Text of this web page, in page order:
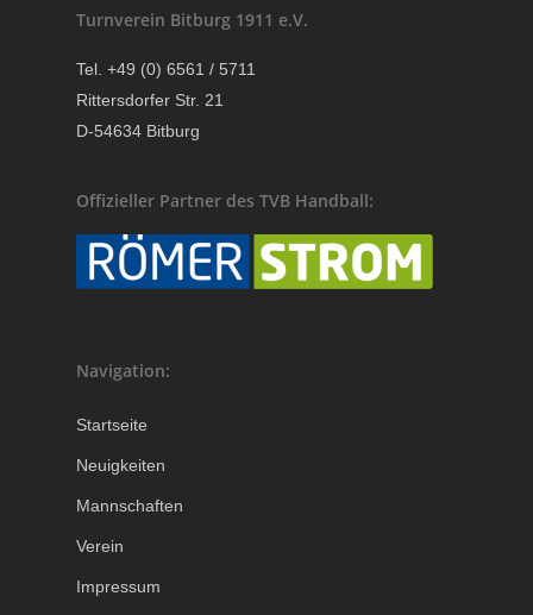
Turnverein Bitburg 1911 e.V.
Tel. +49 (0) 6561 / 5711
Rittersdorfer Str. 21
D-54634 Bitburg
Offizieller Partner des TVB Handball:
Navigation:
Startseite
Neuigkeiten
Mannschaften
Verein
Impressum